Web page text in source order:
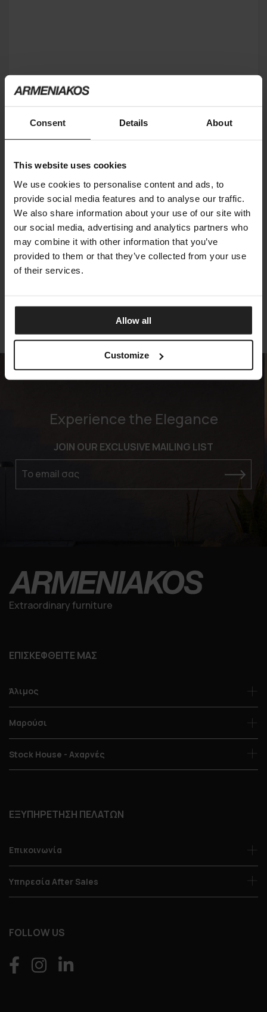
Consent Details About
This website uses cookies
We use cookies to personalise content and ads, to
provide social media features and to analyse our traffic.
We also share information about your use of our site with
our social media, advertising and analytics partners who
may combine it with other information that you’ve
provided to them or that they’ve collected from your use
of their services.
Allow all
Customize
MOON-TEAK
TALENTI
Experience the Elegance
JOIN OUR EXCLUSIVE MAILING LIST
Το email σας
Extraordinary furniture
ΕΠΙΣΚΕΦΘΕΙΤΕ ΜΑΣ
Άλιμος
Μαρούσι
Stock House - Αχαρνές
ΕΞΥΠΗΡΕΤΗΣΗ ΠΕΛΑΤΩΝ
Επικοινωνία
Υπηρεσία After Sales
FOLLOW US